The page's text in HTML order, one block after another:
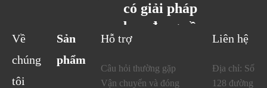
có giải pháp
bạn đang cần,
tại sao
không?
Sự hài lòng của
Về
chúng
tôi
Sản
phẩm
Hỗ trợ
Câu hỏi thường gặp
Vận chuyển và đóng
Liên hệ
Địa chỉ: Số
128 đường